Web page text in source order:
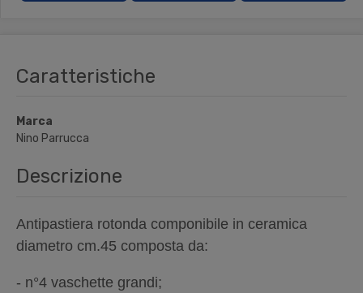
Caratteristiche
Marca
Nino Parrucca
Descrizione
Antipastiera rotonda componibile in ceramica
diametro cm.45 composta da:
- n°4 vaschette grandi;